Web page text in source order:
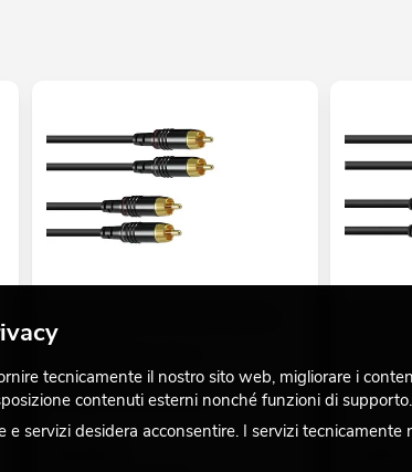
nero Hicon
No. 30307394
La giacenza è di circa 12 sett.
La
tecnicamente il nostro sito web, migliorare i
contenuti esterni nonché funzioni di supporto.
servizi desidera acconsentire. I servizi tecnicamente